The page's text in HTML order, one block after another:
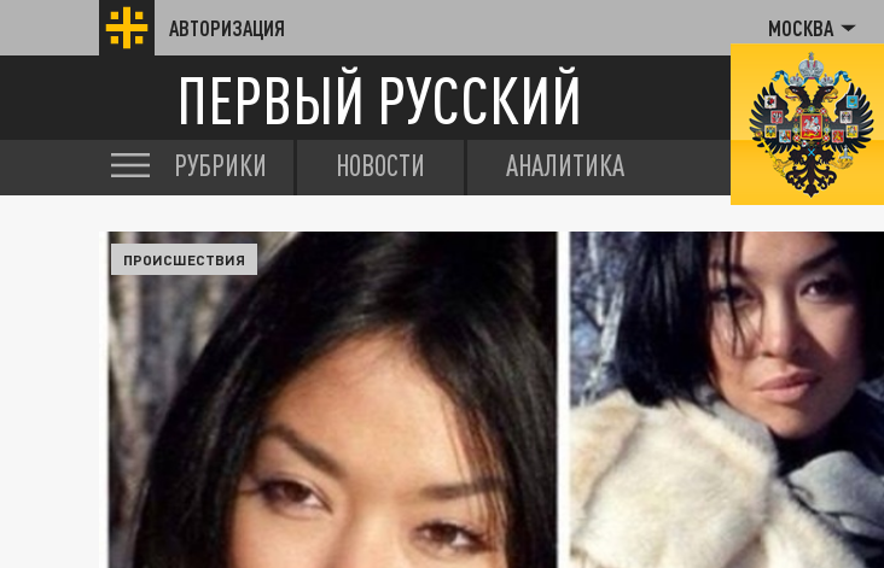
АВТОРИЗАЦИЯ МОСКВА
ПЕРВЫЙ РУССКИЙ
РУБРИКИ НОВОСТИ АНАЛИТИКА
ПРОИСШЕСТВИЯ